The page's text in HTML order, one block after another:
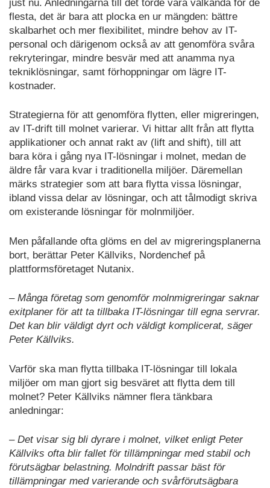
just nu. Anledningarna till det torde vara välkända för de
flesta, det är bara att plocka en ur mängden: bättre
skalbarhet och mer flexibilitet, mindre behov av IT-
personal och därigenom också av att genomföra svåra
rekryteringar, mindre besvär med att anamma nya
tekniklösningar, samt förhoppningar om lägre IT-
kostnader.
Strategierna för att genomföra flytten, eller migreringen,
av IT-drift till molnet varierar. Vi hittar allt från att flytta
applikationer och annat rakt av (lift and shift), till att
bara köra i gång nya IT-lösningar i molnet, medan de
äldre får vara kvar i traditionella miljöer. Däremellan
märks strategier som att bara flytta vissa lösningar,
ibland vissa delar av lösningar, och att tålmodigt skriva
om existerande lösningar för molnmiljöer.
Men påfallande ofta glöms en del av migreringsplanerna
bort, berättar Peter Källviks, Nordenchef på
plattformsföretaget Nutanix.
– Många företag som genomför molnmigreringar saknar
exitplaner för att ta tillbaka IT-lösningar till egna servrar.
Det kan blir väldigt dyrt och väldigt komplicerat, säger
Peter Källviks.
Varför ska man flytta tillbaka IT-lösningar till lokala
miljöer om man gjort sig besväret att flytta dem till
molnet? Peter Källviks nämner flera tänkbara
anledningar:
– Det visar sig bli dyrare i molnet, vilket enligt Peter
Källviks ofta blir fallet för tillämpningar med stabil och
förutsägbar belastning. Molndrift passar bäst för
tillämpningar med varierande och svårförutsägbara